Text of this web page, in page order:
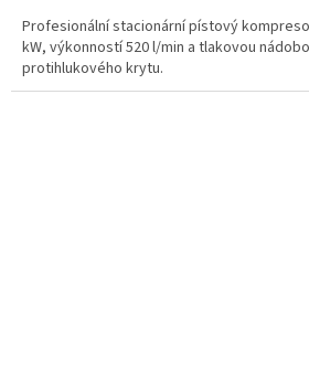
Profesionální stacionární pístový
kW, výkonností 520 l/min a tlakovou
protihlukového krytu.